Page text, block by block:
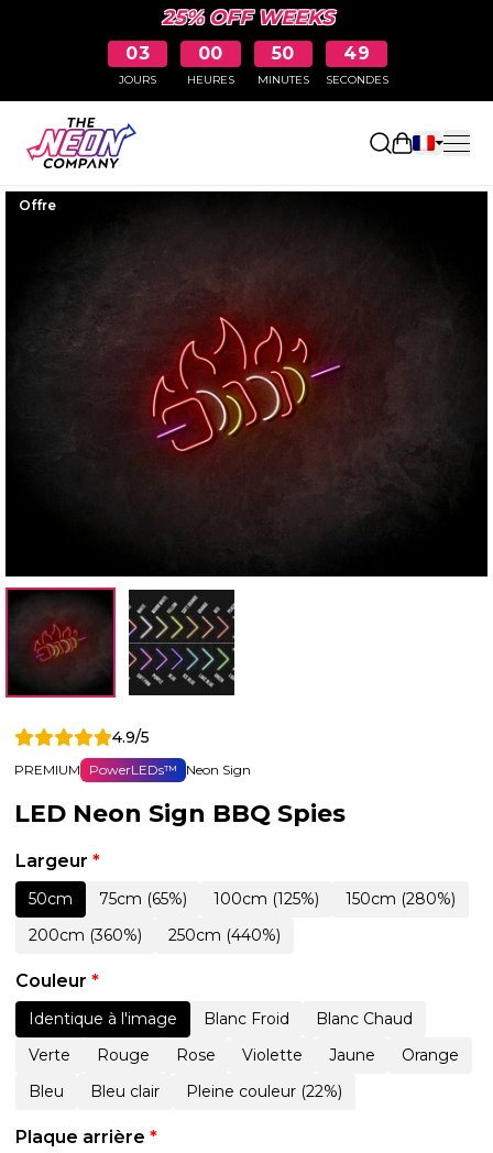
25% OFF WEEKS
03
JOURS
00
HEURES
50
MINUTES
48
SECONDES
Ouvrir le
Offre
4.9/5
PREMIUM PowerLEDs™ Neon Sign
LED Neon Sign BBQ Spies
Largeur *
50cm 75cm (65%) 100cm (125%)
150cm (280%)
200cm (360%)
250cm (440%)
Couleur *
Identique à l'image Blanc Froid
Blanc Chaud
Verte
Rouge Rose Violette Jaune
Orange
Bleu
Bleu clair Pleine couleur (22%)
Plaque arrière *